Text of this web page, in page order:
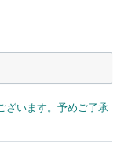
ざいます。予めご了承